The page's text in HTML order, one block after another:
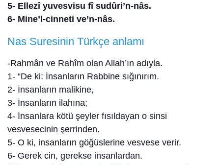
5- Ellezî yuvesvisu fî sudûri’n-nâs.
6- Mine’l-cinneti ve’n-nâs.
Nas Suresinin Türkçe anlamı
-Rahmân ve Rahîm olan Allah’ın adıyla.
1- “De ki: İnsanların Rabbine sığınırım.
2- İnsanların malikine,
3- İnsanların ilahına;
4- İnsanlara kötü şeyler fısıldayan o sinsi
vesvesecinin şerrinden.
5- O ki, insanların göğüslerine vesvese verir.
6- Gerek cin, gerekse insanlardan.